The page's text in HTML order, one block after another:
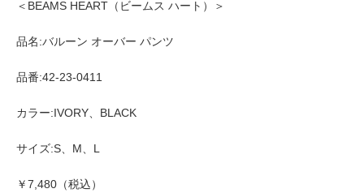
＜BEAMS HEART（ビームス ハート）＞
品名:バルーン オーバー パンツ
品番:42-23-0411
カラー:IVORY、BLACK
サイズ:S、M、L
￥7,480（税込）